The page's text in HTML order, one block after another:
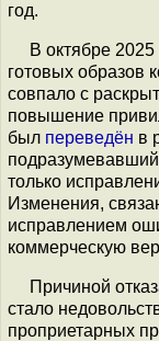
год.
В октябре
готовых образов
совпало с
повышение
был переведён в
только
Изменения,
исправлением
коммерческую
Причиной
стало
проприетарных